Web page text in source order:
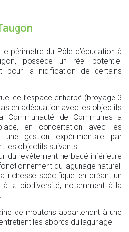
périmètre du Pôle d’éducation à
possède un réel potentiel
pour la nidification de certains
de l’espace enherbé (broyage 3
en adéquation avec les objectifs
Communauté de Communes a
en concertation avec les
une gestion expérimentale par
les objectifs suivants :
du revêtement herbacé inférieure
du lagunage naturel
spécifique en créant un
à la biodiversité, notamment à la
de moutons appartenant à une
les abords du lagunage.